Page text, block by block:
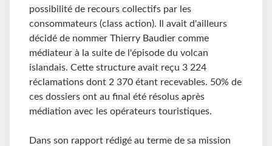
possibilité de recours collectifs par les
consommateurs (class action). Il avait d'ailleurs
décidé de nommer Thierry Baudier comme
médiateur à la suite de l'épisode du volcan
islandais. Cette structure avait reçu 3 224
réclamations dont 2 370 étant recevables. 50% de
ces dossiers ont au final été résolus après
médiation avec les opérateurs touristiques.
Dans son rapport rédigé au terme de sa mission